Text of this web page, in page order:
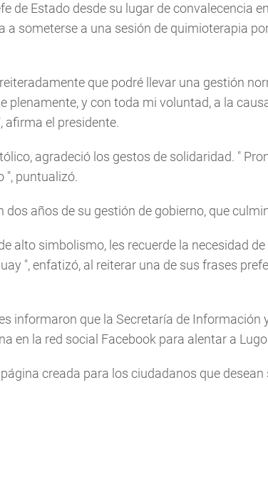
de Estado desde su lugar de convalecencia
a someterse a una sesión de quimioterapia
que podré llevar una gestión
plenamente, y con toda mi voluntad, a la
afirma el presidente.
agradeció los gestos de solidaridad. "
", puntualizó.
dos años de su gestión de gobierno, que
alto simbolismo, les recuerde la necesidad
", enfatizó, al reiterar una de sus frases
informaron que la Secretaría de Información
en la red social Facebook para alentar a
creada para los ciudadanos que desean